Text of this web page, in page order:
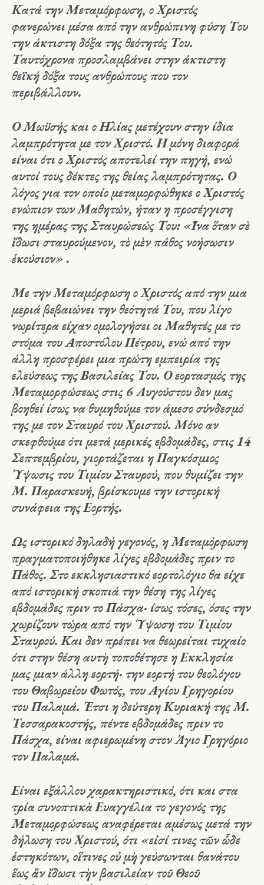
Κατά την Μεταμόρφωση, ο Χριστός
φανερώνει μέσα από την ανθρώπινη φύση Του
την άκτιστη δόξα της θεότητός Του.
Ταυτόχρονα προσλαμβάνει στην άκτιστη
θεϊκή δόξα τους ανθρώπους που τον
περιβάλλουν.
Ο Μωϋσής και ο Ηλίας μετέχουν στην ίδια
λαμπρότητα με τον Χριστό. Η μόνη διαφορά
είναι ότι ο Χριστός αποτελεί την πηγή, ενώ
αυτοί τους δέκτες της θείας λαμπρότητας. Ο
λόγος για τον οποίο μεταμορφώθηκε ο Χριστός
ενώπιον των Μαθητών, ήταν η προσέγγιση
της ημέρας της Σταυρώσεώς Του: «῞Ινα ὅταν σὲ
ἴδωσι σταυρούμενον, τὸ μὲν πάθος νοήσωσιν
ἑκούσιον» .
Με την Μεταμόρφωση ο Χριστός από την μια
μεριά βεβαιώνει την θεότητά Του, που λίγο
νωρίτερα είχαν ομολογήσει οι Μαθητές με το
στόμα του Αποστόλου Πέτρου, ενώ από την
άλλη προσφέρει μια πρώτη εμπειρία της
ελεύσεως της Βασιλείας Του. Ο εορτασμός της
Μεταμορφώσεως στις 6 Αυγούστου δεν μας
βοηθεί ίσως να θυμηθούμε τον άμεσο σύνδεσμό
της με τον Σταυρό του Χριστού. Μόνο αν
σκεφθούμε ότι μετά μερικές εβδομάδες, στις 14
Σεπτεμβρίου, γιορτάζεται η Παγκόσμιος
Ύψωσις του Τιμίου Σταυρού, που θυμίζει την
Μ. Παρασκευή, βρίσκουμε την ιστορική
συνάφεια της Εορτής.
Ως ιστορικό δηλαδή γεγονός, η Μεταμόρφωση
πραγματοποιήθηκε λίγες εβδομάδες πριν το
Πάθος. Στο εκκλησιαστικό εορτολόγιο θα είχε
από ιστορική σκοπιά την θέση της λίγες
εβδομάδες πριν το Πάσχα· ίσως τόσες, όσες την
χωρίζουν τώρα από την Ύψωση του Τιμίου
Σταυρού. Και δεν πρέπει να θεωρείται τυχαίο
ότι στην θέση αυτὴ τοποθέτησε η Εκκλησία
μας μιαν άλλη εορτή· την εορτή του θεολόγου
του Θαβωρείου Φωτός, του Αγίου Γρηγορίου
του Παλαμά. Έτσι η δεύτερη Κυριακή της Μ.
Τεσσαρακοστής, πέντε εβδομάδες πριν το
Πάσχα, είναι αφιερωμένη στον Άγιο Γρηγόριο
τον Παλαμά.
Είναι εξάλλου χαρακτηριστικό, ότι και στα
τρία συνοπτικὰ Ευαγγέλια το γεγονός της
Μεταμορφώσεως αναφέρεται αμέσως μετά την
δήλωση του Χριστού, ότι «εἰσί τινες τῶν ὧδε
ἑστηκότων, οἵτινες οὐ μὴ γεύσωνται θανάτου
ἕως ἂν ἴδωσι τὴν βασιλείαν τοῦ Θεοῦ